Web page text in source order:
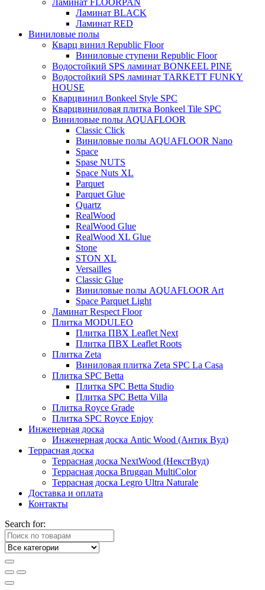
Ламинат FLOORPAN
Ламинат BLACK
Ламинат RED
Виниловые полы
Кварц винил Republic Floor
Виниловые ступени Republic Floor
Водостойкий SPS ламинат BONKEEL PINE
Водостойкий SPS ламинат TARKETT FUNKY
HOUSE
Кварцвинил Bonkeel Style SPC
Кварцвиниловая плитка Bonkeel Tile SPC
Виниловые полы AQUAFLOOR
Classic Click
Виниловые полы AQUAFLOOR Nano
Space
Spase NUTS
Space Nuts XL
Parquet
Parquet Glue
Quartz
RealWood
RealWood Glue
RealWood XL Glue
Stone
STON XL
Versailles
Classic Glue
Виниловые полы AQUAFLOOR Art
Space Parquet Light
Ламинат Respect Floor
Плитка MODULEO
Плитка ПВХ Leaflet Next
Плитка ПВХ Leaflet Roots
Плитка Zeta
Виниловая плитка Zeta SPC La Casa
Плитка SPC Betta
Плитка SPC Betta Studio
Плитка SPC Betta Villa
Плитка Royce Grade
Плитка SPC Royce Enjoy
Инженерная доска
Инженерная доска Antic Wood (Антик Вуд)
Террасная доска
Террасная доска NextWood (НекстВуд)
Террасная доска Bruggan MultiColor
Террасная доска Legro Ultra Naturale
Доставка и оплата
Контакты
Search for: